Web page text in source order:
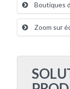
Boutiques
Zoom sur